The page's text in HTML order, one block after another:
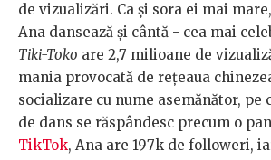
de vizualizări. Ca și sora ei mai
Ana dansează și cântă - cea mai
Tiki-Toko are 2,7 milioane de
mania provocată de rețeaua
socializare cu nume asemănător, pe
de dans se răspândesc precum o
TikTok, Ana are 197k de followeri,